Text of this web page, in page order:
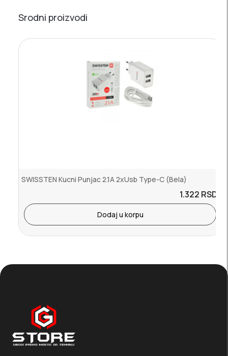
Srodni proizvodi
SWISSTEN Kucni Punjac 2.1A 2xUsb Type-C (Bela)
1.322 RSD.
Dodaj u korpu